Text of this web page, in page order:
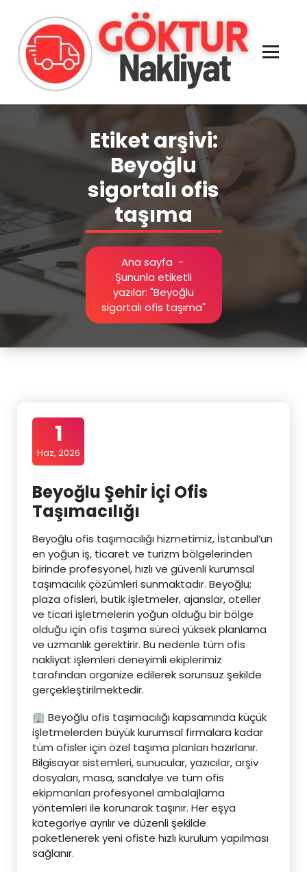
Etiket arşivi:
Beyoğlu
sigortalı ofis
taşıma
Ana sayfa -
Şununla etiketli
yazılar: "Beyoğlu
sigortalı ofis taşıma"
1
Haz, 2026
Beyoğlu Şehir İçi Ofis
Taşımacılığı
Beyoğlu ofis taşımacılığı hizmetimiz, İstanbul’un
en yoğun iş, ticaret ve turizm bölgelerinden
birinde profesyonel, hızlı ve güvenli kurumsal
taşımacılık çözümleri sunmaktadır. Beyoğlu;
plaza ofisleri, butik işletmeler, ajanslar, oteller
ve ticari işletmelerin yoğun olduğu bir bölge
olduğu için ofis taşıma süreci yüksek planlama
ve uzmanlık gerektirir. Bu nedenle tüm ofis
nakliyat işlemleri deneyimli ekiplerimiz
tarafından organize edilerek sorunsuz şekilde
gerçekleştirilmektedir.
🏢 Beyoğlu ofis taşımacılığı kapsamında küçük
işletmelerden büyük kurumsal firmalara kadar
tüm ofisler için özel taşıma planları hazırlanır.
Bilgisayar sistemleri, sunucular, yazıcılar, arşiv
dosyaları, masa, sandalye ve tüm ofis
ekipmanları profesyonel ambalajlama
yöntemleri ile korunarak taşınır. Her eşya
kategoriye ayrılır ve düzenli şekilde
paketlenerek yeni ofiste hızlı kurulum yapılması
sağlanır.